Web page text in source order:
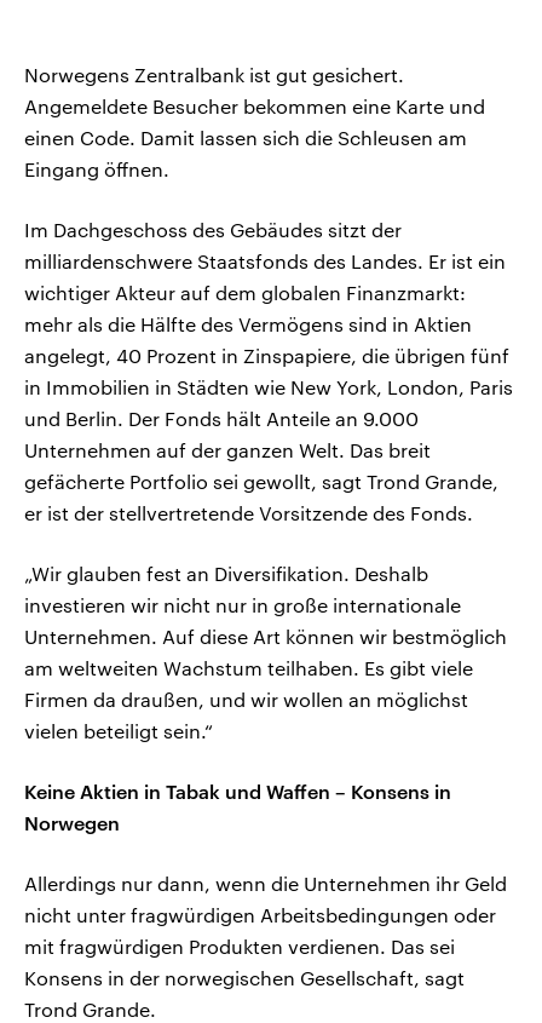
Norwegens Zentralbank ist gut gesichert.
Angemeldete Besucher bekommen eine Karte und
einen Code. Damit lassen sich die Schleusen am
Eingang öffnen.
Im Dachgeschoss des Gebäudes sitzt der
milliardenschwere Staatsfonds des Landes. Er ist ein
wichtiger Akteur auf dem globalen Finanzmarkt:
mehr als die Hälfte des Vermögens sind in Aktien
angelegt, 40 Prozent in Zinspapiere, die übrigen fünf
in Immobilien in Städten wie New York, London, Paris
und Berlin. Der Fonds hält Anteile an 9.000
Unternehmen auf der ganzen Welt. Das breit
gefächerte Portfolio sei gewollt, sagt Trond Grande,
er ist der stellvertretende Vorsitzende des Fonds.
„Wir glauben fest an Diversifikation. Deshalb
investieren wir nicht nur in große internationale
Unternehmen. Auf diese Art können wir bestmöglich
am weltweiten Wachstum teilhaben. Es gibt viele
Firmen da draußen, und wir wollen an möglichst
vielen beteiligt sein.“
Keine Aktien in Tabak und Waffen – Konsens in
Norwegen
Allerdings nur dann, wenn die Unternehmen ihr Geld
nicht unter fragwürdigen Arbeitsbedingungen oder
mit fragwürdigen Produkten verdienen. Das sei
Konsens in der norwegischen Gesellschaft, sagt
Trond Grande.